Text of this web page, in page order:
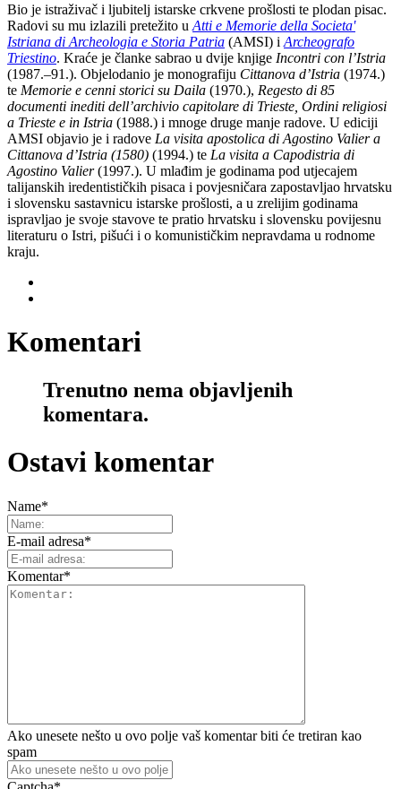
Bio je istraživač i ljubitelj istarske crkvene prošlosti te plodan pisac.
Radovi su mu izlazili pretežito u Atti e Memorie della Societa'
Istriana di Archeologia e Storia Patria (AMSI) i Archeografo
Triestino. Kraće je članke sabrao u dvije knjige Incontri con l’Istria
(1987.–91.). Objelodanio je monografiju Cittanova d’Istria (1974.)
te Memorie e cenni storici su Daila (1970.), Regesto di 85
documenti inediti dell’archivio capitolare di Trieste, Ordini religiosi
a Trieste e in Istria (1988.) i mnoge druge manje radove. U ediciji
AMSI objavio je i radove La visita apostolica di Agostino Valier a
Cittanova d’Istria (1580) (1994.) te La visita a Capodistria di
Agostino Valier(1997.). U mlađim je godinama pod utjecajem
talijanskih iredentističkih pisaca i povjesničara zapostavljao hrvatsku
i slovensku sastavnicu istarske prošlosti, a u zrelijim godinama
ispravljao je svoje stavove te pratio hrvatsku i slovensku povijesnu
literaturu o Istri, pišući i o komunističkim nepravdama u rodnome
kraju.
Komentari
Trenutno nema objavljenih
komentara.
Ostavi komentar
Name*
E-mail adresa*
Komentar*
Ako unesete nešto u ovo polje vaš komentar biti će tretiran kao
spam